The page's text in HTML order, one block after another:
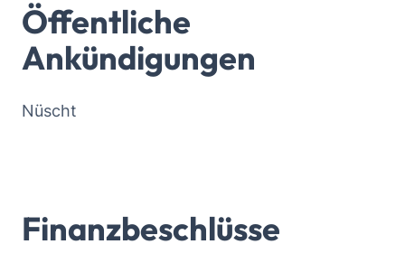
Öffentliche
Ankündigungen
Nüscht
Finanzbeschlüsse